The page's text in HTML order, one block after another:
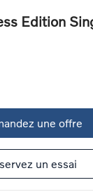
Edition
une offre
un essai